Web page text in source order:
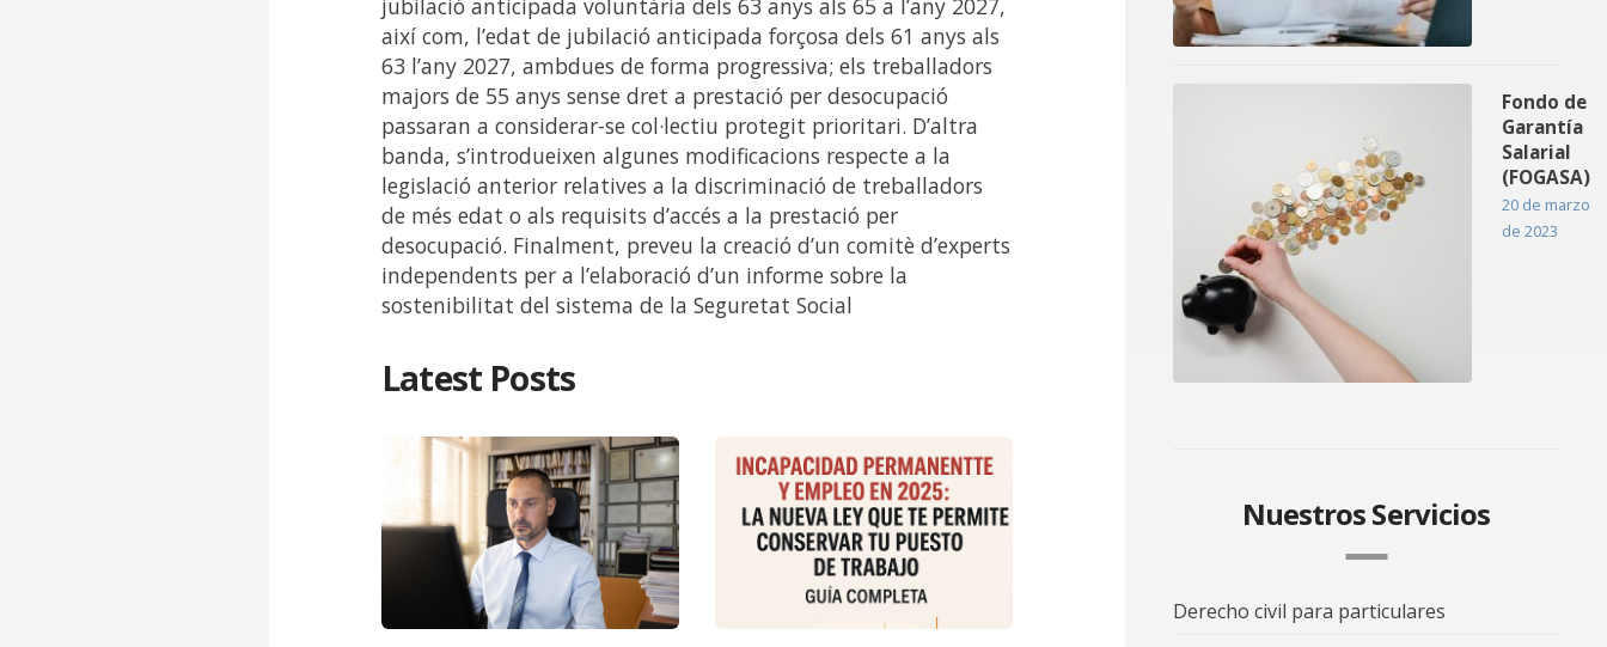
així com, l’edat de jubilació anticipada forçosa dels 61 anys als
63 l’any 2027, ambdues de forma progressiva; els treballadors
majors de 55 anys sense dret a prestació per desocupació
passaran a considerar-se col·lectiu protegit prioritari. D’altra
banda, s’introdueixen algunes modificacions respecte a la
legislació anterior relatives a la discriminació de treballadors
de més edat o als requisits d’accés a la prestació per
desocupació. Finalment, preveu la creació d’un comitè d’experts
independents per a l’elaboració d’un informe sobre la
sostenibilitat del sistema de la Seguretat Social
Latest Posts
Fondo de
Garantía
Salarial
(FOGASA)
20 de marzo
de 2023
Nuestros Servicios
Derecho civil para particulares